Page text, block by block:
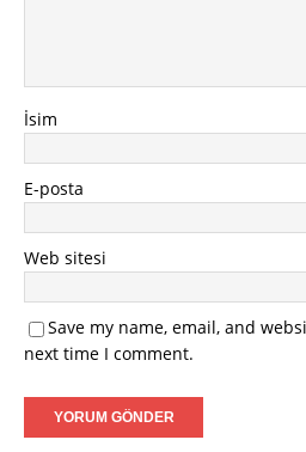
İsim
E-posta
Web sitesi
Save my name, email, and
next time I comment.